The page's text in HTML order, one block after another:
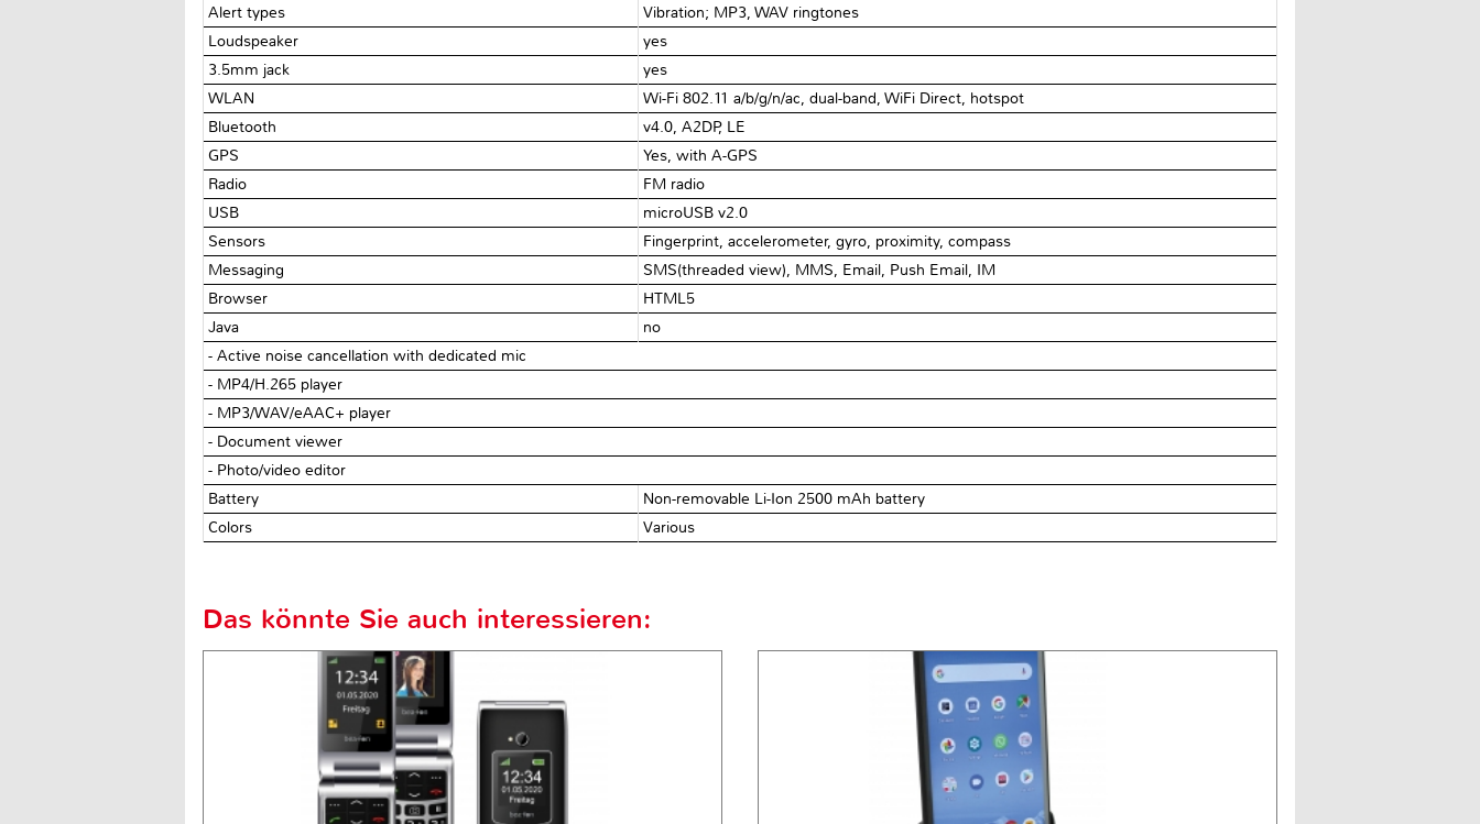
Alert types
Vibration; MP3, WAV ringtones
Loudspeaker
yes
3.5mm jack
yes
WLAN
Wi-Fi 802.11 a/b/g/n/ac, dual-band, WiFi Direct, hotspot
Bluetooth
v4.0, A2DP, LE
GPS
Yes, with A-GPS
Radio
FM radio
USB
microUSB v2.0
Sensors
Fingerprint, accelerometer, gyro, proximity, compass
Messaging
SMS(threaded view), MMS, Email, Push Email, IM
Browser
HTML5
Java
no
- Active noise cancellation with dedicated mic
- MP4/H.265 player
- MP3/WAV/eAAC+ player
- Document viewer
- Photo/video editor
Battery
Non-removable Li-Ion 2500 mAh battery
Colors
Various
Das könnte Sie auch interessieren: